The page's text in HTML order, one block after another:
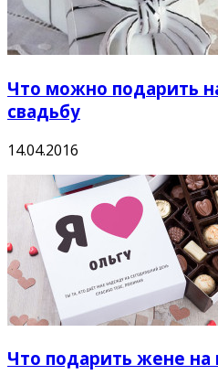
Что можно подарить
свадьбу
14.04.2016
Что подарить жене